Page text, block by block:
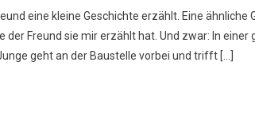
Baue
Eine
Kathedrale!“
eine kleine Geschichte erzählt. Eine
der Freund sie mir erzählt hat. Und zwar: In
geht an der Baustelle vorbei und trifft […]